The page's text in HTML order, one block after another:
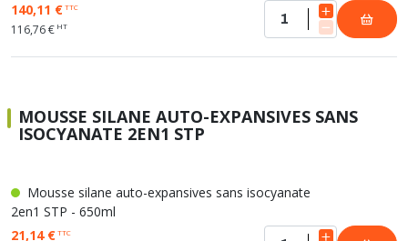
140,11 €TTC
116,76 € HT
MOUSSE SILANE AUTO-EXPANSIVES SANS
ISOCYANATE 2EN1 STP
Mousse silane auto-expansives sans isocyanate
2en1 STP - 650ml
21,14 €TTC